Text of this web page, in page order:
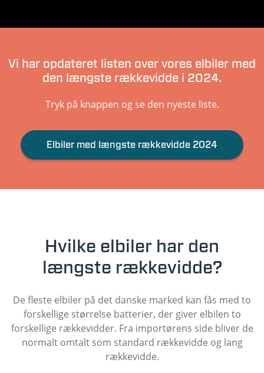
Vi har opdateret listen over vores elbiler med
den længste rækkevidde i 2024.
Tryk på knappen og se den nyeste liste.
Elbiler med længste rækkevidde 2024
Hvilke elbiler har den
længste rækkevidde?
De fleste elbiler på det danske marked kan fås med to
forskellige størrelse batterier, der giver elbilen to
forskellige rækkevidder. Fra importørens side bliver de
normalt omtalt som standard rækkevidde og lang
rækkevidde.